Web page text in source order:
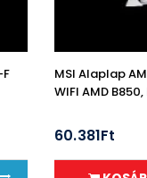
MSI Alaplap
WIFI AMD B850,
60.381Ft